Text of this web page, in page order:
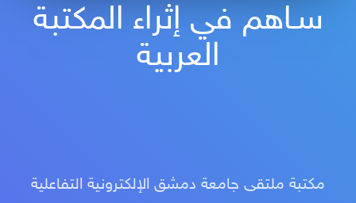
سـاهم في إثراء المكتبة
العربية
مكتبة ملتقى جامعة دمشق الإلكترونية التفاعلية